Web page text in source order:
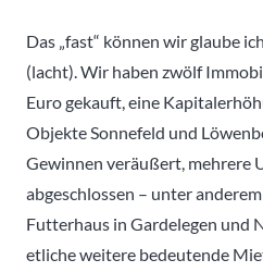
Das „fast“ können wir glaube
(lacht). Wir haben zwölf
Euro gekauft, eine
Objekte Sonnefeld und
Gewinnen veräußert, mehrere
abgeschlossen – unter
Futterhaus in Gardelegen und
etliche weitere bedeutende